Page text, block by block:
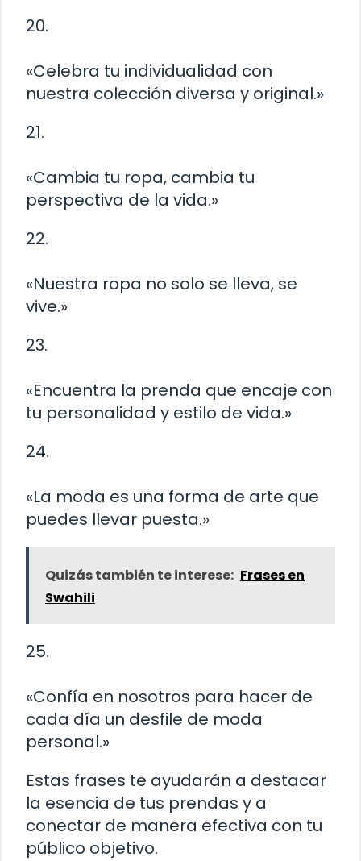
20.
«Celebra tu individualidad con
nuestra colección diversa y original.»
21.
«Cambia tu ropa, cambia tu
perspectiva de la vida.»
22.
«Nuestra ropa no solo se lleva, se
vive.»
23.
«Encuentra la prenda que encaje con
tu personalidad y estilo de vida.»
24.
«La moda es una forma de arte que
puedes llevar puesta.»
Quizás también te interese: Frases en
Swahili
25.
«Confía en nosotros para hacer de
cada día un desfile de moda
personal.»
Estas frases te ayudarán a destacar
la esencia de tus prendas y a
conectar de manera efectiva con tu
público objetivo.